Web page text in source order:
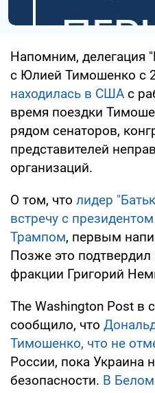
Напомним, делегация
с Юлией Тимошенко с
находилась в США с
время поездки
рядом сенаторов,
представителей
организаций.
О том, что лидер
встречу с
Трампом, первым
Позже это
фракции Григорий
Тhe Washington Post в
сообщило, что
Тимошенко, что не
России, пока Украина
безопасности. В